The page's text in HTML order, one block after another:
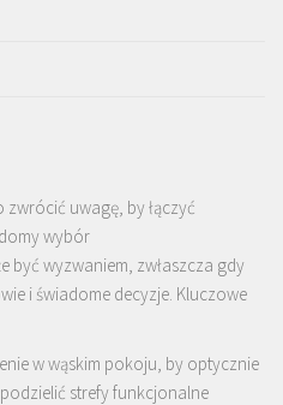
uwagę, by łączyć
wybór
być wyzwaniem, zwłaszcza gdy
i świadome decyzje. Kluczowe
w wąskim pokoju, by optycznie
strefy funkcjonalne